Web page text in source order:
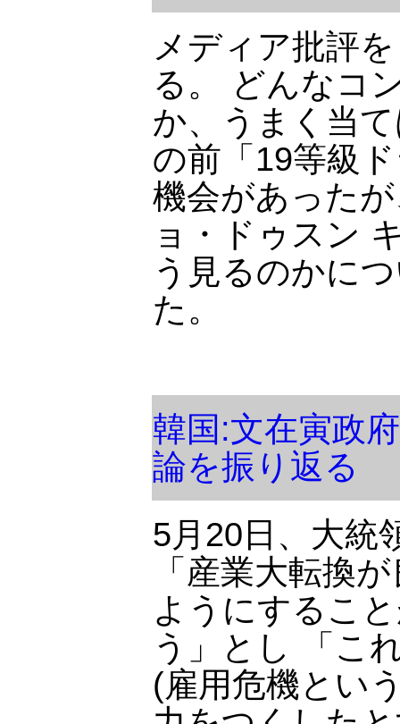
メディア批評
る。 どんなコ
か、うまく当
の前「19等級
機会があった
ョ・ドゥスン
う見るのかに
た。
韓国:文在寅政
論を振り返る
5月20日、大統
「産業大転換
ようにするこ
う」とし 「こ
(雇用危機とい